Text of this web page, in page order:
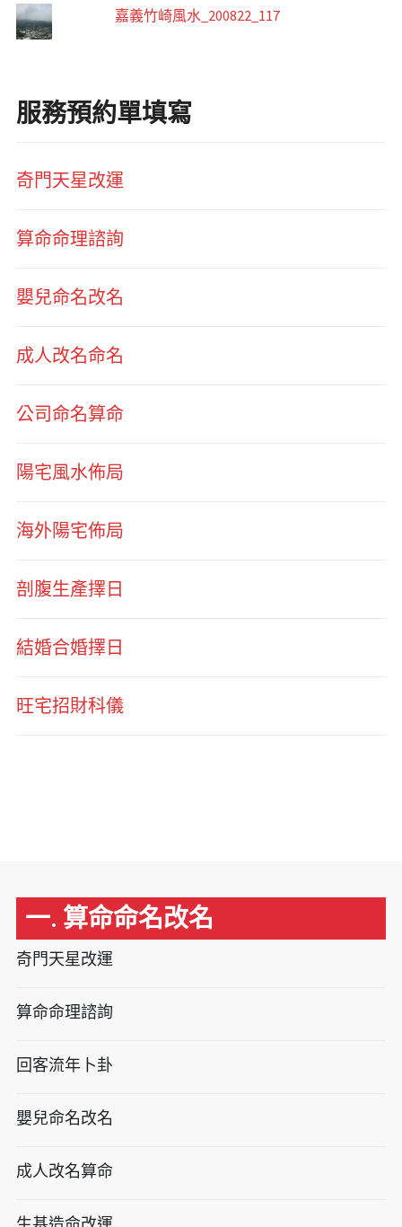
嘉義竹崎風水_200822_117
服務預約單填寫
奇門天星改運
算命命理諮詢
嬰兒命名改名
成人改名命名
公司命名算命
陽宅風水佈局
海外陽宅佈局
剖腹生產擇日
結婚合婚擇日
旺宅招財科儀
一. 算命命名改名
奇門天星改運
算命命理諮詢
回客流年卜卦
嬰兒命名改名
成人改名算命